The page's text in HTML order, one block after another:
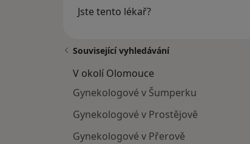
Jste tento lékař?
Související vyhledávání
V okolí Olomouce
Gynekologové v Šumperku
Gynekologové v Prostějově
Gynekologové v Přerově